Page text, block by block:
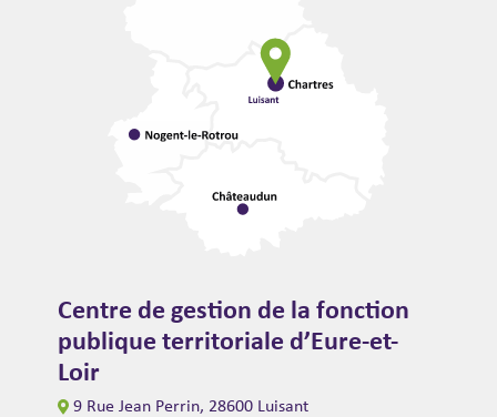
Centre de gestion de la fonction
publique territoriale d’Eure-et-
Loir
9 Rue Jean Perrin, 28600 Luisant